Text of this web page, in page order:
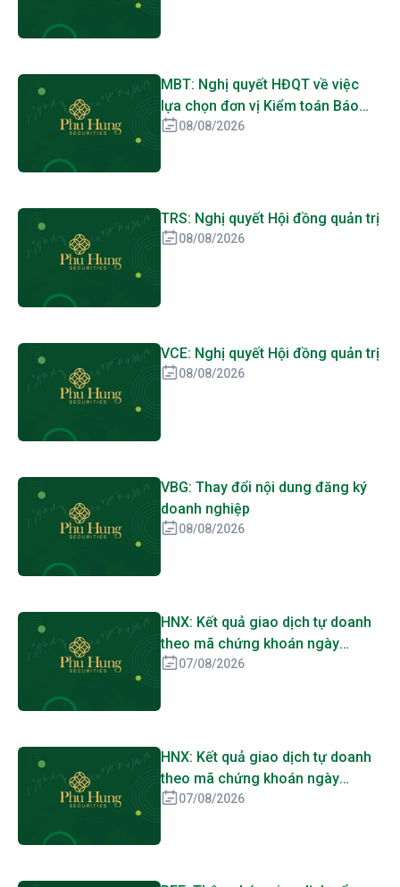
MBT: Nghị quyết HĐQT về việc
lựa chọn đơn vị Kiểm toán Báo
cáo tài chính năm 2026
08/08/2026
TRS: Nghị quyết Hội đồng quản trị
08/08/2026
VCE: Nghị quyết Hội đồng quản trị
08/08/2026
VBG: Thay đổi nội dung đăng ký
doanh nghiệp
08/08/2026
HNX: Kết quả giao dịch tự doanh
theo mã chứng khoán ngày
07/08/2026 (UPCoM)
07/08/2026
HNX: Kết quả giao dịch tự doanh
theo mã chứng khoán ngày
07/08/2026 (Niêm yết)
07/08/2026